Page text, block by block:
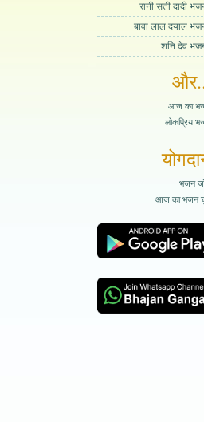
रानी सती दादी
बावा लाल दयाल
शनि देव
आज का
लोकप्रिय
भजन
आज का भजन